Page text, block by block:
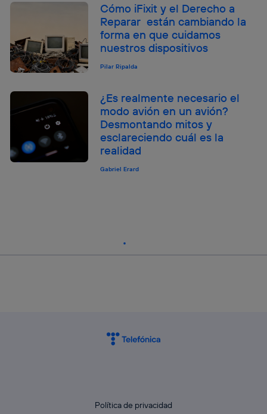
Cómo iFixit y el Derecho a
Reparar están cambiando la
forma en que cuidamos
nuestros dispositivos
Pilar Ripalda
¿Es realmente necesario el
modo avión en un avión?
Desmontando mitos y
esclareciendo cuál es la
realidad
Gabriel Erard
Política de privacidad